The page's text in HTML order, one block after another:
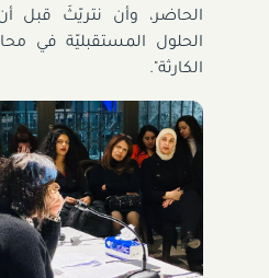
الحاضر، وأن نتريّثَ قبل
الحلول المستقبليّة في
الكارثة".